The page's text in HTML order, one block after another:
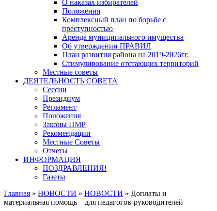
О наказах избирателей
Положения
Комплексный план по борьбе с
преступностью
Аренда муниципального имущества
Об утверждении ПРАВИЛ
План развития района на 2019-2026гг.
Стимулирование отстающих территорий
Местные советы
ДЕЯТЕЛЬНОСТЬ СОВЕТА
Сессии
Президиум
Регламент
Положения
Законы ПМР
Рекомендации
Местные Советы
Отчеты
ИНФОРМАЦИЯ
ПОЗДРАВЛЕНИЯ!
Газеты
Главная » НОВОСТИ » НОВОСТИ » Доплаты и
материальная помощь – для педагогов-руководителей